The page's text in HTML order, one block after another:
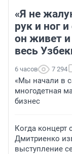
«Я не
рук и ног
он живет
весь
6 часов 7 294
«Мы начали в
многодетная
бизнес
Когда концерт
Дмитриенко
выступление